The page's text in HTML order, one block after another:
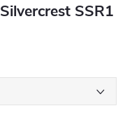
SSR1